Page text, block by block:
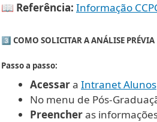
📖 Referência: Informação
3️⃣ COMO SOLICITAR A ANÁLISE PRÉVIA
Passo a passo:
Acessara Intranet Alunos
No menu de Pós-
Preencheras